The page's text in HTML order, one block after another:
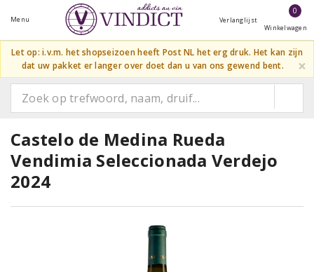
Menu Verlanglijst
0
Winkelwagen
Let op: i.v.m. het shopseizoen heeft Post NL het erg druk. Het kan zijn
dat uw pakket er langer over doet dan u van ons gewend bent.
×
Castelo de Medina Rueda
Vendimia Seleccionada Verdejo
2024